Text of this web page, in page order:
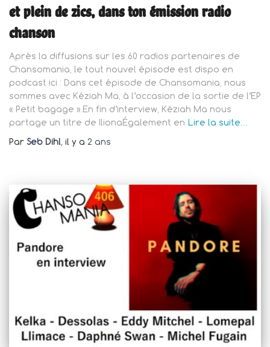
et plein de zics, dans ton émission radio
chanson
Après la diffusions sur les 60 radios partenaires de
Chansomania, le tout nouvel épisode est dispo en
podcast ici : Dans cet épisode de Chansomania, nous
sommes avec Kéziah Ma, à l’occasion de la sortie de l’EP
« Petit bagage ».En fin d’interview, Kéziah Ma nous
partage un titre de IlionaÉgalement en Lire la suite…
Par Seb Dihl, il y a 2 ans